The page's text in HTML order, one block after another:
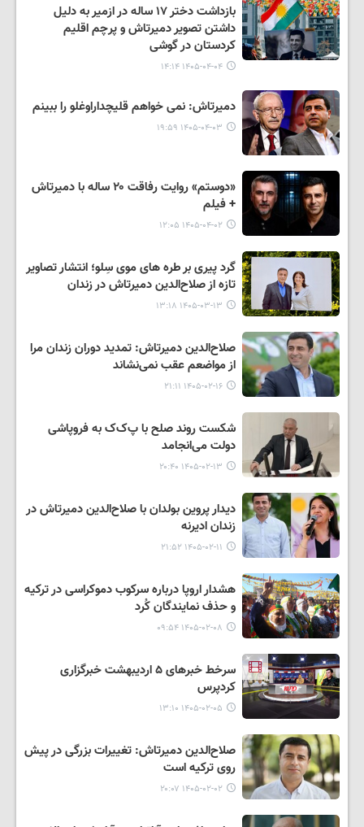
بازداشت دختر ۱۷ ساله در ازمیر به دلیل
داشتن تصویر دمیرتاش و پرچم اقلیم
کردستان در گوشی
۱۴۰۵-۰۴-۰۴ ۱۴:۱۴
دمیرتاش: نمی خواهم قلیچداراوغلو را ببینم
۱۴۰۵-۰۴-۰۳ ۱۹:۵۹
«دوستم» روایت رفاقت ۲۰ ساله با دمیرتاش
+ فیلم
۱۴۰۵-۰۴-۰۲ ۱۲:۰۵
گرد پیری بر طره های موی سِلو؛ انتشار تصاویر
تازه از صلاح‌الدین دمیرتاش در زندان
۱۴۰۵-۰۳-۱۳ ۱۳:۱۸
صلاح‌الدین دمیرتاش: تمدید دوران زندان مرا
از مواضعم عقب نمی‌نشاند
۱۴۰۵-۰۲-۱۶ ۲۱:۱۱
شکست روند صلح با پ‌ک‌ک به فروپاشی
دولت می‌انجامد
۱۴۰۵-۰۲-۱۳ ۲۰:۴۰
دیدار پروین بولدان با صلاح‌الدین دمیرتاش در
زندان ادیرنه
۱۴۰۵-۰۲-۱۱ ۲۱:۵۲
هشدار اروپا درباره سرکوب دموکراسی در ترکیه
و حذف نمایندگان کُرد
۱۴۰۵-۰۲-۰۸ ۰۹:۵۴
سرخط خبرهای ۵ اردیبهشت خبرگزاری
کردپرس
۱۴۰۵-۰۲-۰۵ ۱۳:۱۰
صلاح‌الدین دمیرتاش: تغییرات بزرگی در پیش
روی ترکیه است
۱۴۰۵-۰۲-۰۲ ۲۰:۰۷